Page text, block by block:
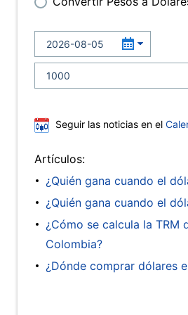
Seguir las noticias en el
Artículos:
¿Quién gana cuando el
¿Quién gana cuando el
¿Cómo se calcula la TRM
Colombia?
¿Dónde comprar dólares